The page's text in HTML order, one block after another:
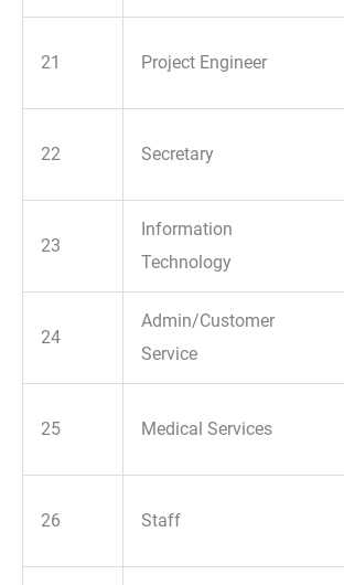
21 Project Engineer
22 Secretary
23
Information
Technology
24
Admin/Customer
Service
25 Medical Services
26 Staff